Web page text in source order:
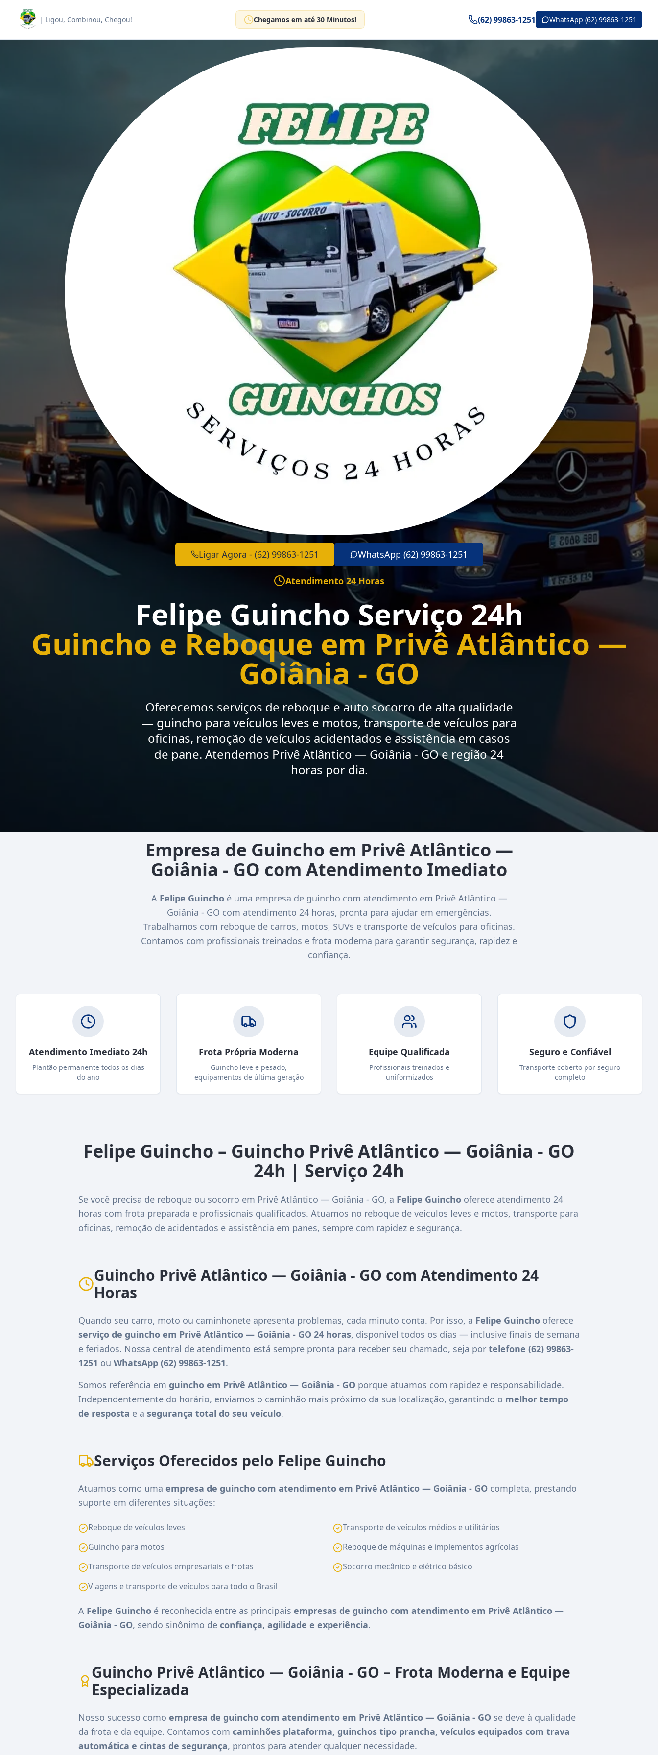
| Ligou, Combinou, Chegou! Chegamos em até 30 Minutos! (62) 99863-1251 WhatsApp (62) 99863-1251
Ligar Agora - (62) 99863-1251 WhatsApp (62) 99863-1251
Atendimento 24 Horas
Felipe Guincho Serviço 24h
Guincho e Reboque em Privê Atlântico —
Goiânia - GO
Oferecemos serviços de reboque e auto socorro de alta qualidade
— guincho para veículos leves e motos, transporte de veículos para
oficinas, remoção de veículos acidentados e assistência em casos
de pane. Atendemos Privê Atlântico — Goiânia - GO e região 24
horas por dia.
Empresa de Guincho em Privê Atlântico —
Goiânia - GO com Atendimento Imediato
A Felipe Guinchoé uma empresa de guincho com atendimento em Privê Atlântico —
Goiânia - GO com atendimento 24 horas, pronta para ajudar em emergências.
Trabalhamos com reboque de carros, motos, SUVs e transporte de veículos para oficinas.
Contamos com profissionais treinados e frota moderna para garantir segurança, rapidez e
confiança.
Atendimento Imediato 24h
Plantão permanente todos os dias
do ano
Frota Própria Moderna
Guincho leve e pesado,
equipamentos de última geração
Equipe Qualificada
Profissionais treinados e
uniformizados
Seguro e Confiável
Transporte coberto por seguro
completo
Felipe Guincho – Guincho Privê Atlântico — Goiânia - GO
24h | Serviço 24h
Se você precisa de reboque ou socorro em Privê Atlântico — Goiânia - GO, a Felipe Guincho oferece atendimento 24
horas com frota preparada e profissionais qualificados. Atuamos no reboque de veículos leves e motos, transporte para
oficinas, remoção de acidentados e assistência em panes, sempre com rapidez e segurança.
Guincho Privê Atlântico — Goiânia - GO com Atendimento 24
Horas
Quando seu carro, moto ou caminhonete apresenta problemas, cada minuto conta. Por isso, a Felipe Guincho oferece
serviço de guincho em Privê Atlântico — Goiânia - GO 24 horas, disponível todos os dias — inclusive finais de semana
e feriados. Nossa central de atendimento está sempre pronta para receber seu chamado, seja por telefone (62) 99863-
1251 ou WhatsApp (62) 99863-1251.
Somos referência em guincho em Privê Atlântico — Goiânia - GO porque atuamos com rapidez e responsabilidade.
Independentemente do horário, enviamos o caminhão mais próximo da sua localização, garantindo o melhor tempo
de resposta e a segurança total do seu veículo.
Serviços Oferecidos pelo Felipe Guincho
Atuamos como uma empresa de guincho com atendimento em Privê Atlântico — Goiânia - GO completa, prestando
suporte em diferentes situações:
Reboque de veículos leves
Transporte de veículos médios e utilitários
Guincho para motos
Reboque de máquinas e implementos agrícolas
Transporte de veículos empresariais e frotas
Socorro mecânico e elétrico básico
Viagens e transporte de veículos para todo o Brasil
A Felipe Guincho é reconhecida entre as principais empresas de guincho com atendimento em Privê Atlântico —
Goiânia - GO, sendo sinônimo de confiança, agilidade e experiência.
Guincho Privê Atlântico — Goiânia - GO – Frota Moderna e Equipe
Especializada
Nosso sucesso como empresa de guincho com atendimento em Privê Atlântico — Goiânia - GO se deve à qualidade
da frota e da equipe. Contamos com caminhões plataforma, guinchos tipo prancha, veículos equipados com trava
automática e cintas de segurança, prontos para atender qualquer necessidade.